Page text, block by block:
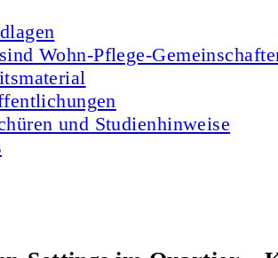
Wohn-Pflege-
und Studienhinweise